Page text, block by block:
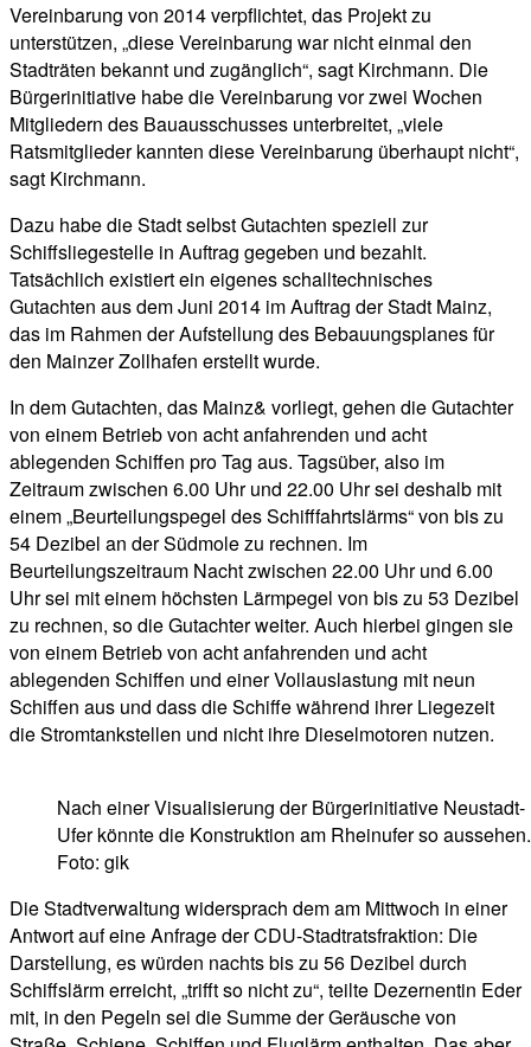
Vereinbarung von 2014 verpflichtet, das Projekt zu
unterstützen, „diese Vereinbarung war nicht einmal den
Stadträten bekannt und zugänglich“, sagt Kirchmann. Die
Bürgerinitiative habe die Vereinbarung vor zwei Wochen
Mitgliedern des Bauausschusses unterbreitet, „viele
Ratsmitglieder kannten diese Vereinbarung überhaupt nicht“,
sagt Kirchmann.
Dazu habe die Stadt selbst Gutachten speziell zur
Schiffsliegestelle in Auftrag gegeben und bezahlt.
Tatsächlich existiert ein eigenes schalltechnisches
Gutachten aus dem Juni 2014 im Auftrag der Stadt Mainz,
das im Rahmen der Aufstellung des Bebauungsplanes für
den Mainzer Zollhafen erstellt wurde.
In dem Gutachten, das Mainz& vorliegt, gehen die Gutachter
von einem Betrieb von acht anfahrenden und acht
ablegenden Schiffen pro Tag aus. Tagsüber, also im
Zeitraum zwischen 6.00 Uhr und 22.00 Uhr sei deshalb mit
einem „Beurteilungspegel des Schifffahrtslärms“ von bis zu
54 Dezibel an der Südmole zu rechnen. Im
Beurteilungszeitraum Nacht zwischen 22.00 Uhr und 6.00
Uhr sei mit einem höchsten Lärmpegel von bis zu 53 Dezibel
zu rechnen, so die Gutachter weiter. Auch hierbei gingen sie
von einem Betrieb von acht anfahrenden und acht
ablegenden Schiffen und einer Vollauslastung mit neun
Schiffen aus und dass die Schiffe während ihrer Liegezeit
die Stromtankstellen und nicht ihre Dieselmotoren nutzen.
Nach einer Visualisierung der Bürgerinitiative Neustadt-
Ufer könnte die Konstruktion am Rheinufer so
Foto: gik
Die Stadtverwaltung widersprach dem am Mittwoch in einer
Antwort auf eine Anfrage der CDU-Stadtratsfraktion: Die
Darstellung, es würden nachts bis zu 56 Dezibel durch
Schiffslärm erreicht, „trifft so nicht zu“, teilte Dezernentin Eder
mit, in den Pegeln sei die Summe der Geräusche von